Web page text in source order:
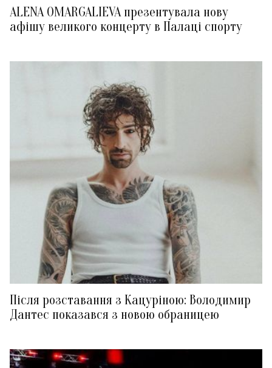
ALENA OMARGALIEVA презентувала нову
афішу великого концерту в Палаці спорту
Після розставання з Кацуріною: Володимир
Дантес показався з новою обраницею